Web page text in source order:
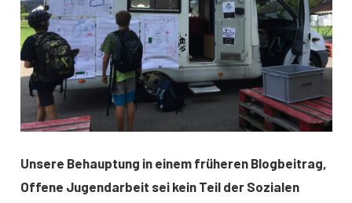
Unsere Behauptung in einem früheren Blogbeitrag,
Offene Jugendarbeit sei kein Teil der Sozialen